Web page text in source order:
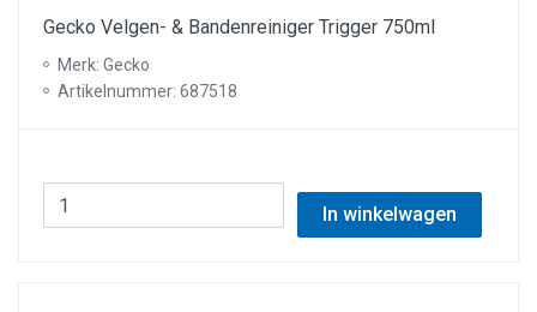
Gecko Velgen- & Bandenreiniger Trigger 750ml
Merk: Gecko
Artikelnummer: 687518
In winkelwagen